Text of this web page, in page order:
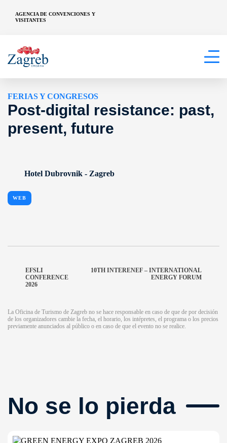
AGENCIA DE CONVENCIONES Y
VISITANTES
FERIAS Y CONGRESOS
Post-digital resistance: past,
present, future
Hotel Dubrovnik - Zagreb
WEB
EFSLI
CONFERENCE
2026
10TH INTERENEF – INTERNATIONAL
ENERGY FORUM
La Oficina de Turismo de Zagreb no se hace responsable en caso de que de por decisión
de los organizadores cambie la fecha, el horario, los intépretes, el programa o los precios
previamente anunciados al público o en caso de que el evento no se realice.
No se lo pierda